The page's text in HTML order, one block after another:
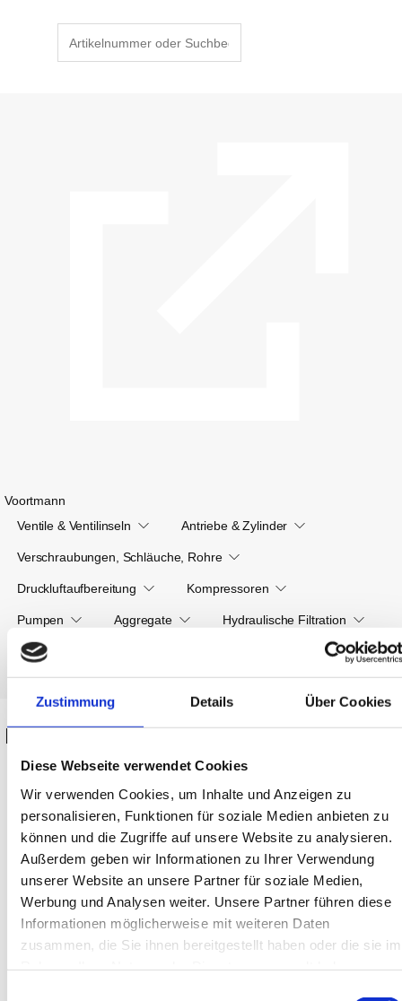
Zustimmung Details Über Cookies
Diese Webseite verwendet Cookies
Wir verwenden Cookies, um Inhalte und Anzeigen zu
personalisieren, Funktionen für soziale Medien anbieten zu
können und die Zugriffe auf unsere Website zu analysieren.
Außerdem geben wir Informationen zu Ihrer Verwendung
unserer Website an unsere Partner für soziale Medien,
Werbung und Analysen weiter. Unsere Partner führen diese
Informationen möglicherweise mit weiteren Daten
zusammen, die Sie ihnen bereitgestellt haben oder die sie im
Voortmann
Ventile & Ventilinseln
Antriebe & Zylinder
Verschraubungen, Schläuche, Rohre
Druckluftaufbereitung Kompressoren
Pumpen Aggregate Hydraulische Filtration
Pneumatikzubehör
Elektrische Automation
Druckluftaufbereitung
KAESER
/
Druckluftaufbereitung und
Kondensattechnik
Kondensattrenner
Kondensattrenner
Kategorien
Ventile &
Antriebe &
Verschraubungen,
Schläuche,
Druckluftaufbereitung
KAESER